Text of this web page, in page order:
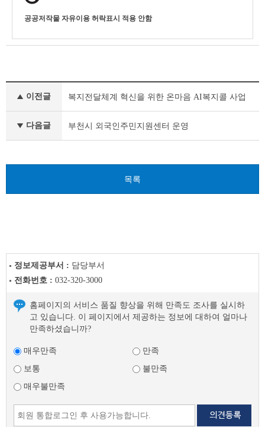
공공저작물 자유이용 허락표시 적용 안함
정
탁
음
글
이전글 복지전달체계 혁신을 위한 온마음 AI복지콜 사업
다음글 부천시 외국인주민지원센터 운영
목록
정보제공부서 : 담당부서
전화번호 : 032-320-3000
홈페이지의 서비스 품질 향상을 위해 만족도 조사를 실시하
고 있습니다. 이 페이지에서 제공하는 정보에 대하여 얼마나
만족하셨습니까?
매우만족
만족
보통
불만족
매우불만족